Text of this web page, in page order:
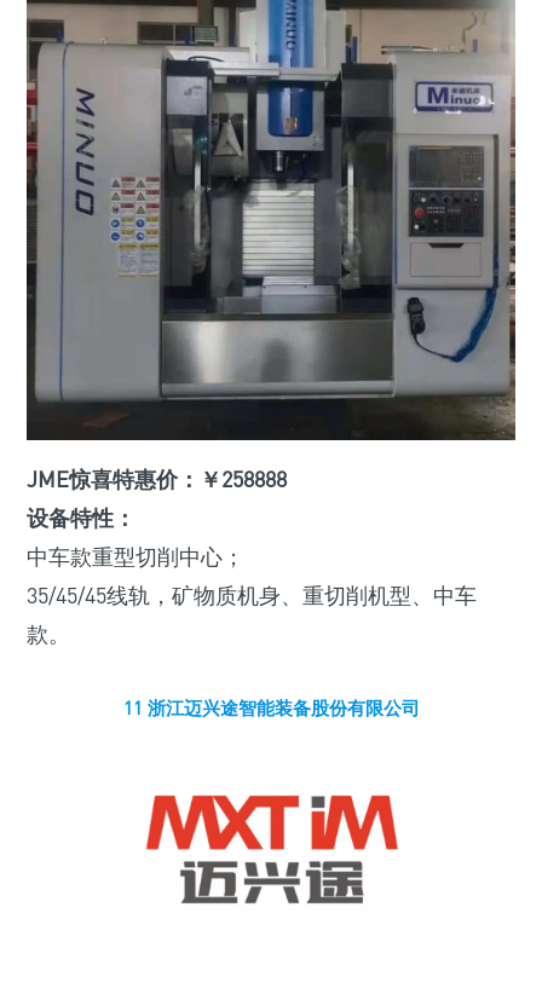
JME惊喜特惠价：￥258888
设备特性：
中车款重型切削中心；
35/45/45线轨，矿物质机身、重切削机型、中车
款。
11 浙江迈兴途智能装备股份有限公司